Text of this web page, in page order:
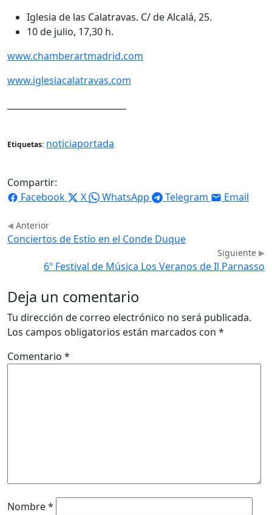
Iglesia de las Calatravas. C/de Alcalá, 25.
10 de julio, 17,30 h.
www.chamberartmadrid.com
www.iglesiacalatravas.com
Etiquetas: noticiaportada
Compartir:
Facebook
X WhatsApp Telegram Email
Anterior
Conciertos de Estío en el Conde Duque
Siguiente
6º Festival de Música Los Veranos de Il Parnasso
Deja un comentario
Tu dirección de correo electrónico no será publicada.
Los campos obligatorios están marcados con *
Comentario *
Nombre*